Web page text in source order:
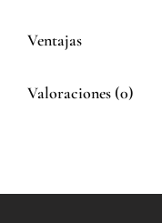
Ventajas
Valoraciones (0)